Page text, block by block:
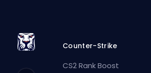
Counter-Strike
CS2 Rank Boost